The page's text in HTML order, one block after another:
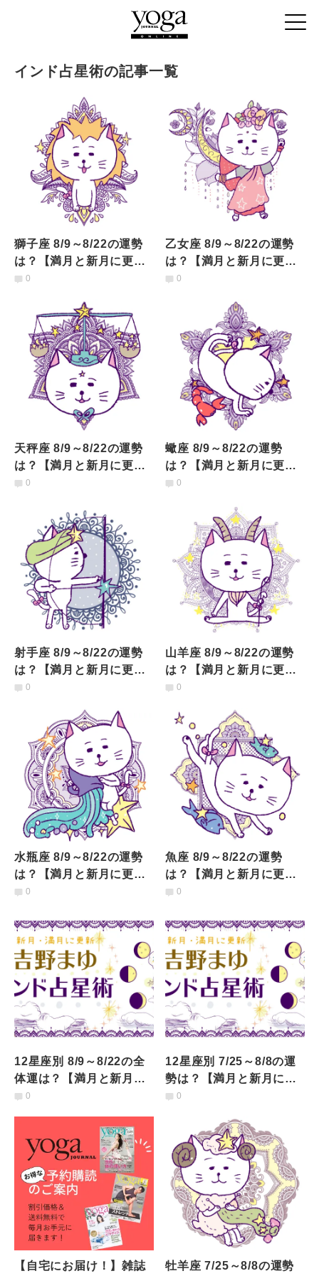
インド占星術の記事一覧
獅子座 8/9～8/22の運勢
は？【満月と新月に更
新！インド占星術】
0
乙女座 8/9～8/22の運勢
は？【満月と新月に更
新！インド占星術】
0
天秤座 8/9～8/22の運勢
は？【満月と新月に更
新！インド占星術】
0
蠍座 8/9～8/22の運勢
は？【満月と新月に更
新！インド占星術】
0
射手座 8/9～8/22の運勢
は？【満月と新月に更
新！インド占星術】
0
山羊座 8/9～8/22の運勢
は？【満月と新月に更
新！インド占星術】
0
水瓶座 8/9～8/22の運勢
は？【満月と新月に更
新！インド占星術】
0
魚座 8/9～8/22の運勢
は？【満月と新月に更
新！インド占星術】
0
12星座別 8/9～8/22の全
体運は？【満月と新月に
更新！インド占星術】
0
12星座別 7/25～8/8の運
勢は？【満月と新月に更
新！インド占星術】
0
【自宅にお届け！】雑誌 牡羊座 7/25～8/8の運勢